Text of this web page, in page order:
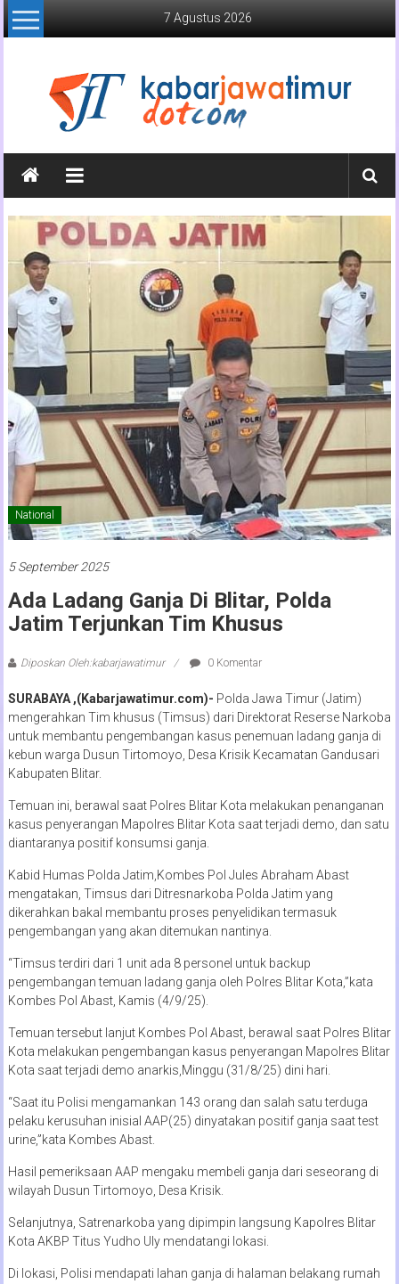
Lompat
ke
7 Agustus 2026
Kabar
Jawa
Timur
Media
Online
Jawa
Timur
National
5 September 2025
Ada Ladang Ganja Di Blitar, Polda
Jatim Terjunkan Tim Khusus
Diposkan Oleh:kabarjawatimur 0 Komentar
SURABAYA ,(Kabarjawatimur.com)- Polda Jawa Timur (Jatim)
mengerahkan Tim khusus (Timsus) dari Direktorat Reserse Narkoba
untuk membantu pengembangan kasus penemuan ladang ganja di
kebun warga Dusun Tirtomoyo, Desa Krisik Kecamatan Gandusari
Kabupaten Blitar.
Temuan ini, berawal saat Polres Blitar Kota melakukan penanganan
kasus penyerangan Mapolres Blitar Kota saat terjadi demo, dan satu
diantaranya positif konsumsi ganja.
Kabid Humas Polda Jatim,Kombes Pol Jules Abraham Abast
mengatakan, Timsus dari Ditresnarkoba Polda Jatim yang
dikerahkan bakal membantu proses penyelidikan termasuk
pengembangan yang akan ditemukan nantinya.
“Timsus terdiri dari 1 unit ada 8 personel untuk backup
pengembangan temuan ladang ganja oleh Polres Blitar Kota,”kata
Kombes Pol Abast, Kamis (4/9/25).
Temuan tersebut lanjut Kombes Pol Abast, berawal saat Polres Blitar
Kota melakukan pengembangan kasus penyerangan Mapolres Blitar
Kota saat terjadi demo anarkis,Minggu (31/8/25) dini hari.
“Saat itu Polisi mengamankan 143 orang dan salah satu terduga
pelaku kerusuhan inisial AAP(25) dinyatakan positif ganja saat test
urine,”kata Kombes Abast.
Hasil pemeriksaan AAP mengaku membeli ganja dari seseorang di
wilayah Dusun Tirtomoyo, Desa Krisik.
Selanjutnya, Satrenarkoba yang dipimpin langsung Kapolres Blitar
Kota AKBP Titus Yudho Uly mendatangi lokasi.
Di lokasi, Polisi mendapati lahan ganja di halaman belakang rumah